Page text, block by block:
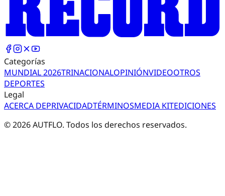
Categorías
MUNDIAL 2026TRINACIONALOPINIÓNVIDEOOTROS
DEPORTES
Legal
ACERCA DEPRIVACIDADTÉRMINOSMEDIA KITEDICIONES
©2026AUTFLO. Todos los derechos reservados.